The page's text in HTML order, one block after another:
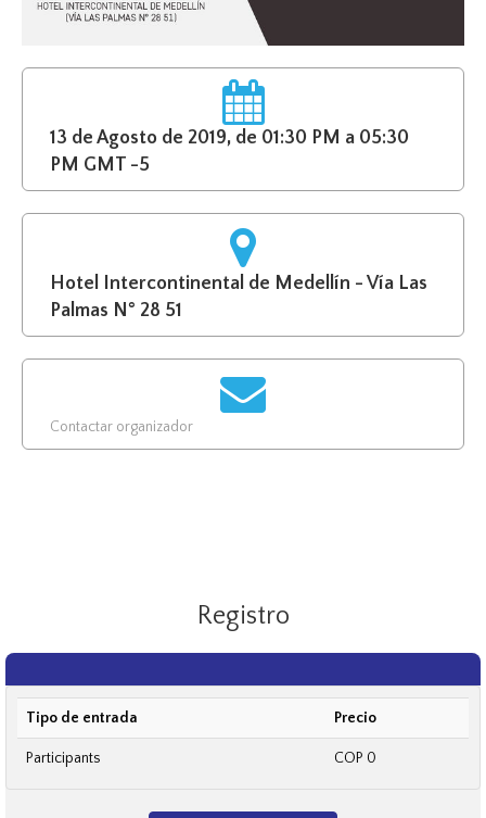
13 de Agosto de 2019, de 01:30 PM a 05:30
PM GMT -5
Hotel Intercontinental de Medellín - Vía Las
Palmas N° 28 51
Contactar organizador
Registro
Tipo de entrada Precio
Participants COP 0